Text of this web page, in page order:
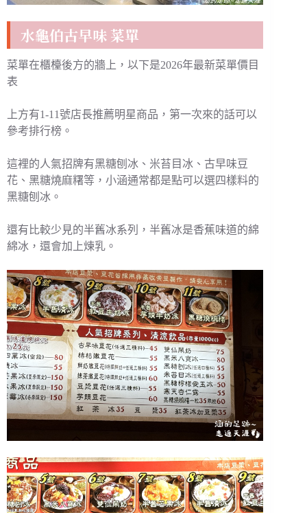
水龜伯古早味 菜單
菜單在櫃檯後方的牆上，以下是2026年最新菜單價目
表
上方有1-11號店長推薦明星商品，第一次來的話可以
參考排行榜。
這裡的人氣招牌有黑糖刨冰、米苔目冰、古早味豆
花、黑糖燒麻糬等，小涵通常都是點可以選四樣料的
黑糖刨冰。
還有比較少見的半舊冰系列，半舊冰是香蕉味道的綿
綿冰，還會加上煉乳。